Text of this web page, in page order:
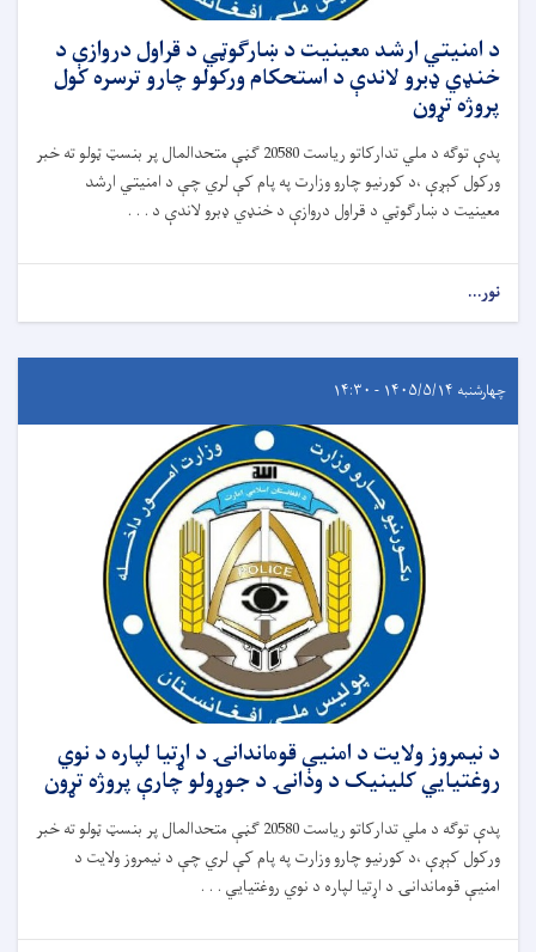
د امنیتي ارشد معینیت د ښارګوټي د قراول دروازې د
خنډي ډبرو لاندې د استحکام ورکولو چارو ترسره کول
پروژه تړون
پدې توګه د ملي تدارکاتو ریاست 20580 ګڼې متحدالمال پر بنسټ ټولو ته خبر
ورکول کېږې ،د کورنیو چارو وزارت په پام کې لري چې د امنیتي ارشد
معینیت د ښارګوټي د قراول دروازې د خنډي ډبرو لاندې د . . .
نور...
چهارشنبه ۱۴۰۵/۵/۱۴ - ۱۴:۳۰
د نیمروز ولایت د امنیې قوماندانۍ د اړتیا لپاره د نوي
روغتیايي کلینیک د ودانۍ د جوړولو چارې پروژه تړون
پدې توګه د ملي تدارکاتو ریاست 20580 ګڼې متحدالمال پر بنسټ ټولو ته خبر
ورکول کېږې ،د کورنیو چارو وزارت په پام کې لري چې د نیمروز ولایت د
امنیې قوماندانۍ د اړتیا لپاره د نوي روغتیايي . . .